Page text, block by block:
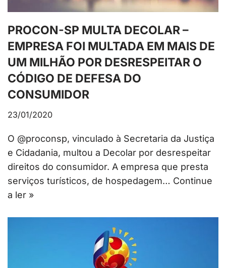
PROCON-SP MULTA DECOLAR –
EMPRESA FOI MULTADA EM MAIS DE
UM MILHÃO POR DESRESPEITAR O
CÓDIGO DE DEFESA DO
CONSUMIDOR
23/01/2020
O @proconsp, vinculado à Secretaria da Justiça
e Cidadania, multou a Decolar por desrespeitar
direitos do consumidor. A empresa que presta
serviços turísticos, de hospedagem… Continue
a ler »